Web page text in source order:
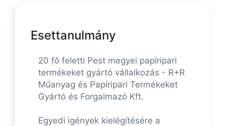
Esettanulmány
20 fő feletti Pest megyei papíripari
termékeket gyártó vállalkozás - R+R
Műanyag és Papíripari Termékeket
Gyártó és Forgalmazó Kft.
Egyedi igények kielégítésére a